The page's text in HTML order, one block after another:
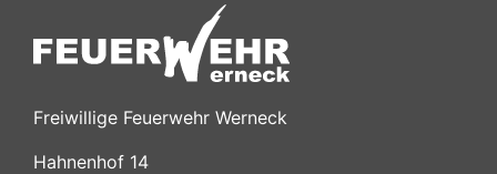
Freiwillige Feuerwehr Werneck
Hahnenhof 14